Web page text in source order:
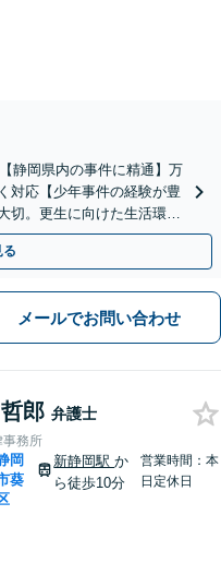
静岡県内の事件に精通】万
対応【少年事件の経験が豊
切。更生に向けた生活環境
面談無料】
る
メールでお問い合わせ
郎 弁護士
事務所
岡
葵
新静岡駅か
ら徒歩10分
営業時間：本
日定休日